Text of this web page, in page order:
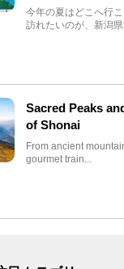
生まれ変わる
今年の夏はどこへ行
訪れたいのが、新潟
Sacred Peaks
of Shonai
From ancient
gourmet train...